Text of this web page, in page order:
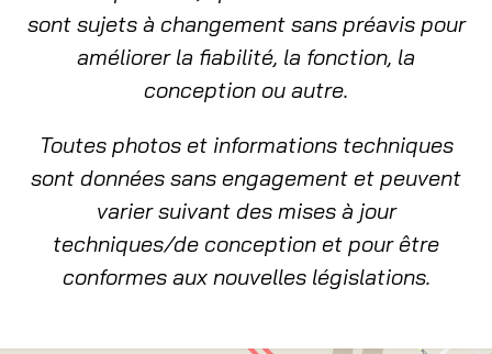
sont sujets à changement sans préavis pour
améliorer la fiabilité, la fonction, la
conception ou autre.
Toutes photos et informations techniques
sont données sans engagement et peuvent
varier suivant des mises à jour
techniques/de conception et pour être
conformes aux nouvelles législations.